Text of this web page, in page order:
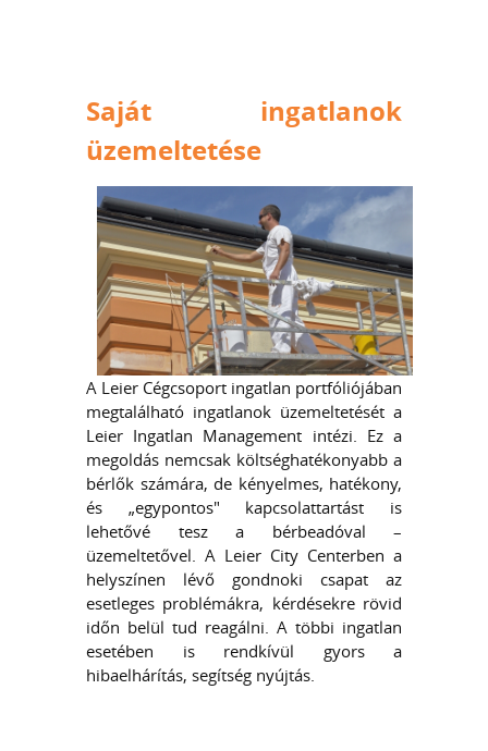
Saját ingatlanok
üzemeltetése
A Leier Cégcsoport ingatlan portfóliójában
megtalálható ingatlanok üzemeltetését a
Leier Ingatlan Management intézi. Ez a
megoldás nemcsak költséghatékonyabb a
bérlők számára, de kényelmes, hatékony,
és „egypontos" kapcsolattartást is
lehetővé tesz a bérbeadóval –
üzemeltetővel. A Leier City Centerben a
helyszínen lévő gondnoki csapat az
esetleges problémákra, kérdésekre rövid
időn belül tud reagálni. A többi ingatlan
esetében is rendkívül gyors a
hibaelhárítás, segítség nyújtás.